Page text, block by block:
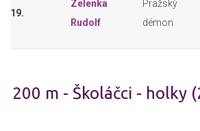
19.
Zelenka
Rudolf
Pražský
démon
200 m - Školáčci - holky